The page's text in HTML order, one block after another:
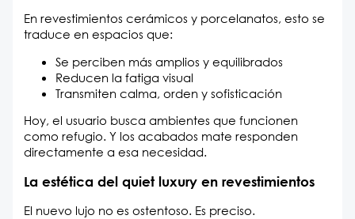
En revestimientos cerámicos y porcelanatos, esto se
traduce en espacios que:
Se perciben más amplios y equilibrados
Reducen la fatiga visual
Transmiten calma, orden y sofisticación
Hoy, el usuario busca ambientes que funcionen
como refugio. Y los acabados mate responden
directamente a esa necesidad.
La estética del quiet luxury en revestimientos
El nuevo lujo no es ostentoso. Es preciso.